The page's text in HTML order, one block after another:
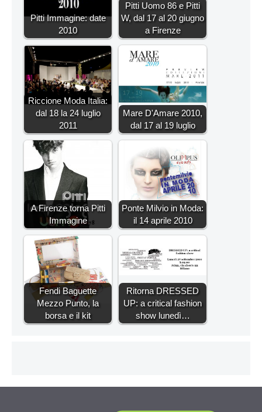
Pitti Immagine: date
2010
Pitti Uomo 86 e Pitti
W, dal 17 al 20 giugno
a Firenze
Riccione Moda Italia:
dal 18 la 24 luglio
2011
Mare D'Amare 2010,
dal 17 al 19 luglio
A Firenze torna Pitti
Immagine
Ponte Milvio in Moda:
il 14 aprile 2010
Fendi Baguette
Mezzo Punto, la
borsa e il kit
Ritorna DRESSED
UP: a critical fashion
show lunedì…